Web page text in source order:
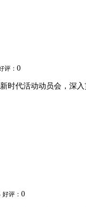
评： 0
时代活动动员会，深
好评： 0